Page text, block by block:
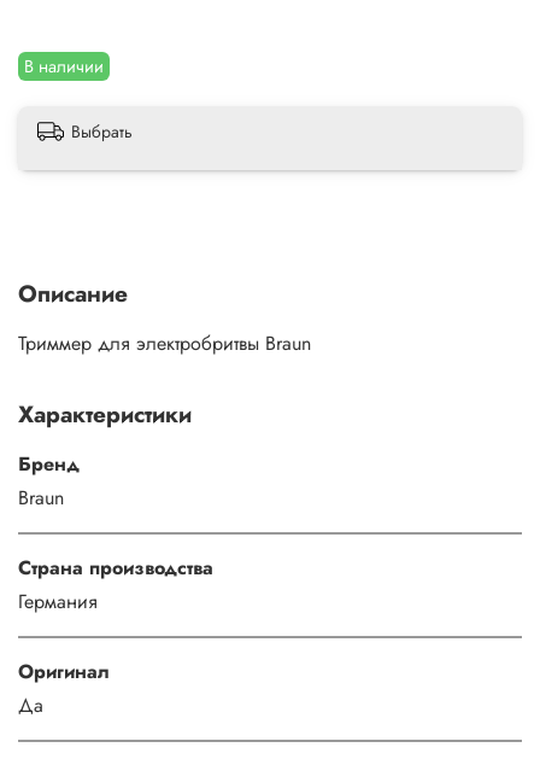
В наличии
Выбрать
Описание
Триммер для электробритвы Braun
Характеристики
Бренд
Braun
Страна производства
Германия
Оригинал
Да